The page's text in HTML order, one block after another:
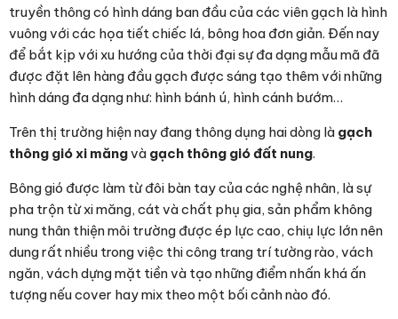
truyền thông có hình dáng ban đầu của các viên gạch là hình
vuông với các họa tiết chiếc lá, bông hoa đơn giản. Đến nay
để bắt kịp với xu hướng của thời đại sự đa dạng mẫu mã đã
được đặt lên hàng đầu gạch được sáng tạo thêm với những
hình dáng đa dạng như: hình bánh ú, hình cánh bướm…
Trên thị trường hiện nay đang thông dụng hai dòng là gạch
thông gió xi măngvà gạch thông gió đất nung.
Bông gió được làm từ đôi bàn tay của các nghệ nhân, là sự
pha trộn từ xi măng, cát và chất phụ gia, sản phẩm không
nung thân thiện môi trường được ép lực cao, chiụ lực lớn nên
dung rất nhiều trong việc thi công trang trí tường rào, vách
ngăn, vách dựng mặt tiền và tạo những điểm nhấn khá ấn
tượng nếu cover hay mix theo một bối cảnh nào đó.